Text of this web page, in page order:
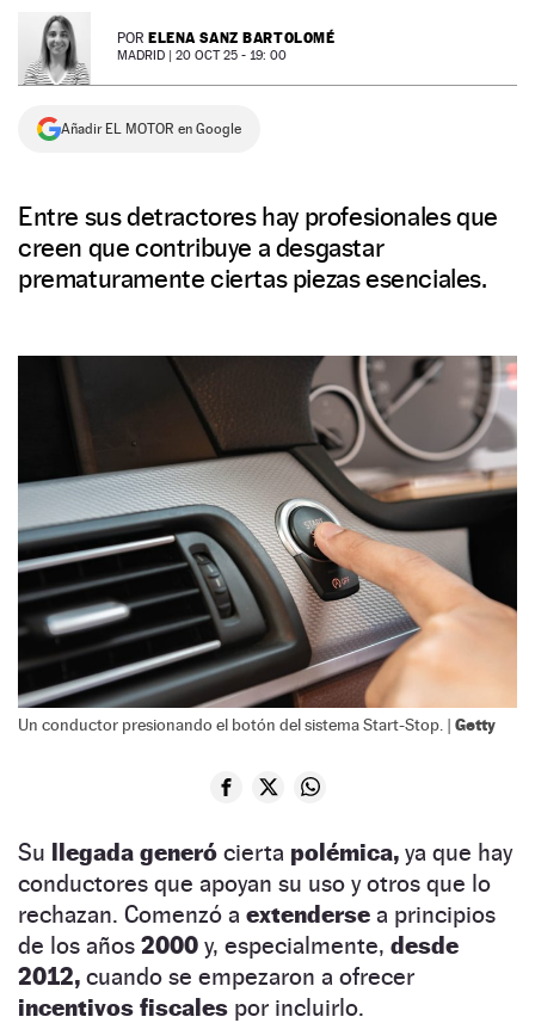
NEWSLETTER POR ELENA SANZ BARTOLOMÉ
MADRID | 20 OCT 25 - 19: 00
Añadir EL MOTOR en Google
Entre sus detractores hay profesionales que
creen que contribuye a desgastar
prematuramente ciertas piezas esenciales.
Un conductor presionando el botón del sistema Start-Stop. | Getty
Su llegada generó cierta polémica, ya que hay
conductores que apoyan su uso y otros que lo
rechazan. Comenzó a extenderse a principios
de los años 2000 y, especialmente, desde
2012, cuando se empezaron a ofrecer
incentivos fiscales por incluirlo.